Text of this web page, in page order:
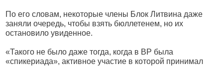
По его словам, некоторые члены Блок Литвина даже
заняли очередь, чтобы взять бюллетенем, но их
остановило увиденное.
«Такого не было даже тогда, когда в ВР была
«спикериада», активное участие в которой принимал